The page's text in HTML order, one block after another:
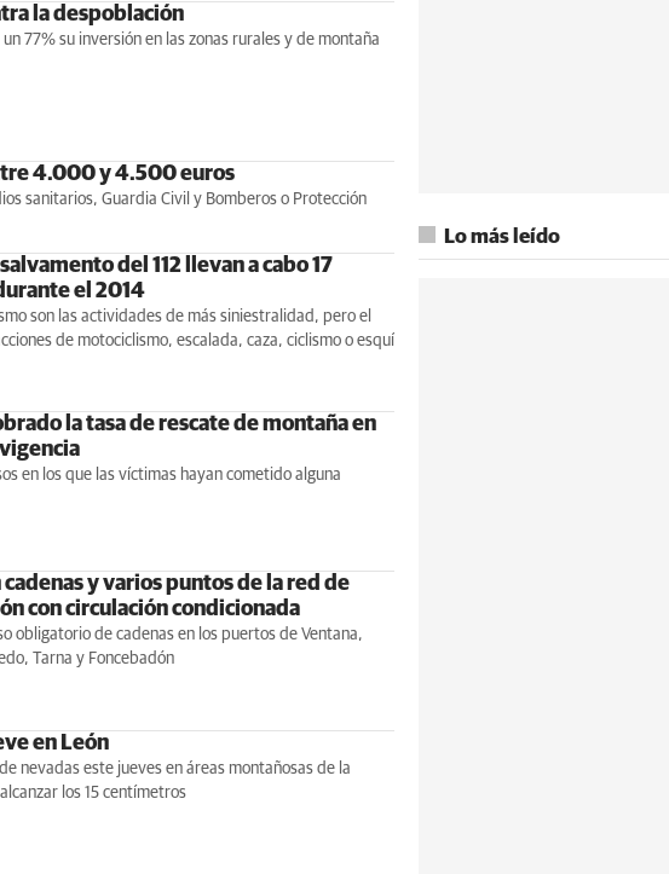
la despoblación
un 77% su inversión en las zonas rurales y de montaña
4.000 y 4.500 euros
sanitarios, Guardia Civil y Bomberos o Protección
del 112 llevan a cabo 17
el 2014
son las actividades de más siniestralidad, pero el
de motociclismo, escalada, caza, ciclismo o esquí
la tasa de rescate de montaña en
en los que las víctimas hayan cometido alguna
y varios puntos de la red de
con circulación condicionada
obligatorio de cadenas en los puertos de Ventana,
Tarna y Foncebadón
en León
nevadas este jueves en áreas montañosas de la
los 15 centímetros
Lo más leído